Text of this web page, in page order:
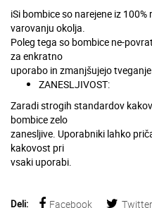
iSi bombice so narejene iz
varovanju okolja.
Poleg tega so bombice ne-
za enkratno
uporabo in zmanjšujejo
ZANESLJIVOST:
Zaradi strogih standardov
bombice zelo
zanesljive. Uporabniki lahko
kakovost pri
vsaki uporabi.
Deli: Facebook Twitter